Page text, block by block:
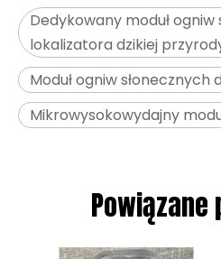
Dedykowany moduł ogniw
lokalizatora dzikiej
Moduł ogniw słonecznych
Mikrowysokowydajny